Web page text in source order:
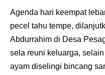
Agenda hari keempat
pecel tahu tempe,
Abdurrahim di Desa
sela reuni keluarga,
ayam diselingi bincang